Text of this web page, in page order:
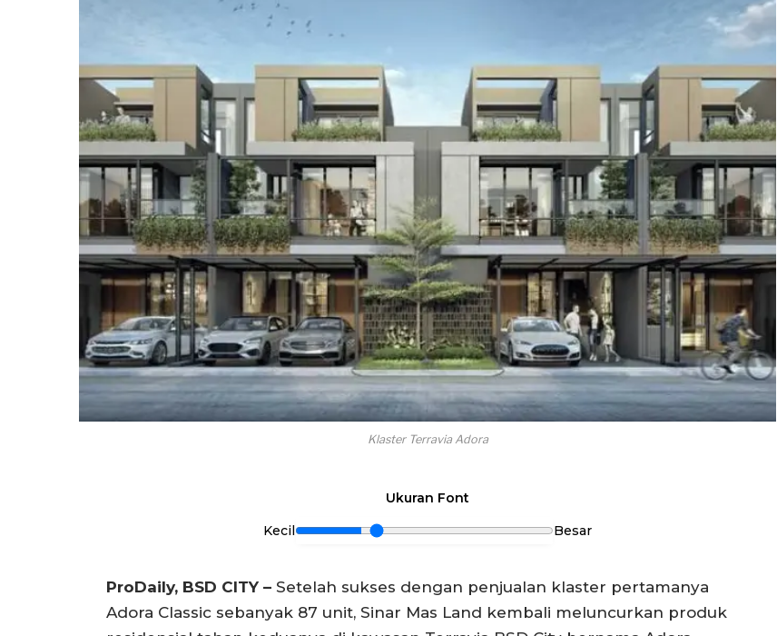
Klaster Terravia Adora
Ukuran Font
Kecil
Besar
ProDaily, BSD CITY – Setelah sukses dengan penjualan klaster pertamanya
Adora Classic sebanyak 87 unit, Sinar Mas Land kembali meluncurkan produk